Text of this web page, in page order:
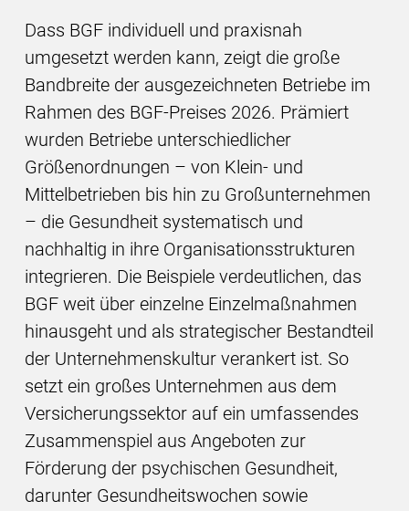
Dass BGF individuell und praxisnah
umgesetzt werden kann, zeigt die große
Bandbreite der ausgezeichneten Betriebe im
Rahmen des BGF-Preises 2026. Prämiert
wurden Betriebe unterschiedlicher
Größenordnungen – von Klein- und
Mittelbetrieben bis hin zu Großunternehmen
– die Gesundheit systematisch und
nachhaltig in ihre Organisationsstrukturen
integrieren. Die Beispiele verdeutlichen, das
BGF weit über einzelne Einzelmaßnahmen
hinausgeht und als strategischer Bestandteil
der Unternehmenskultur verankert ist. So
setzt ein großes Unternehmen aus dem
Versicherungssektor auf ein umfassendes
Zusammenspiel aus Angeboten zur
Förderung der psychischen Gesundheit,
darunter Gesundheitswochen sowie